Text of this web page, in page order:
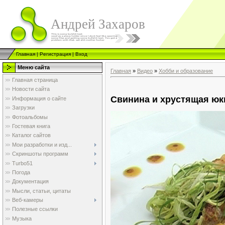
Андрей Захаров
Главная|Регистрация|Вход
Меню сайта
Главная страница
Новости сайта
Информация о сайте
Загрузки
Фотоальбомы
Гостевая книга
Каталог сайтов
Мои разработки и изд...
Скриншоты программ
Turbo51
Погода
Документация
Мысли, статьи, цитаты
Веб-камеры
Полезные ссылки
Музыка
Главная » Видео » Хобби и образование
Свинина и хрустящая